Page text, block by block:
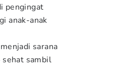
pengingat
anak-anak
sarana
sehat sambil